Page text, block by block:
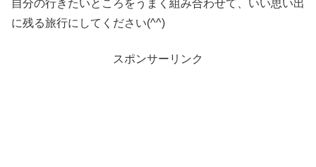
自分の行きたいところをうまく組み合わせて、いい思い出
に残る旅行にしてください(^^)
スポンサーリンク